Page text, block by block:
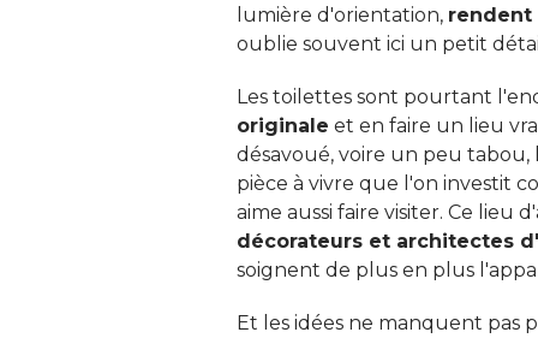
lumière d'orientation, rendent
oublie souvent ici un petit
Les toilettes sont pourtant
originale et en faire un lieu
désavoué, voire un peu
pièce à vivre que l'on investit
aime aussi faire visiter. Ce lieu
décorateurs et architectes
soignent de plus en plus
Et les idées ne manquent pas